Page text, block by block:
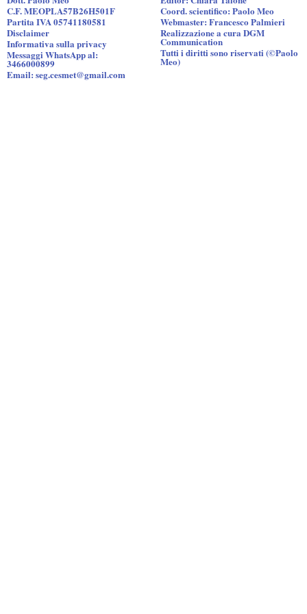
C.F. MEOPLA57B26H501F
Partita IVA 05741180581
Disclaimer
Informativa sulla privacy
Messaggi WhatsApp al:
3466000899
Email: seg.cesmet@gmail.com
Coord. scientifico: Paolo Meo
Webmaster: Francesco Palmieri
Realizzazione a cura DGM
Communication
Tutti i diritti sono riservati (©Paolo
Meo)